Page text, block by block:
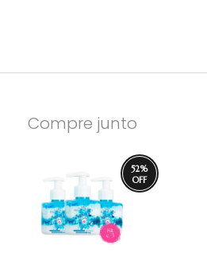
Compre junto
52%